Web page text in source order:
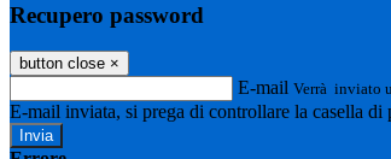
Recupero password
button close ×
E-mail Verrà inviato
E-mail inviata, si prega di controllare la casella di